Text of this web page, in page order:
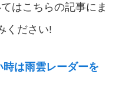
はこちらの記事にま
ください!
は雨雲レーダーを